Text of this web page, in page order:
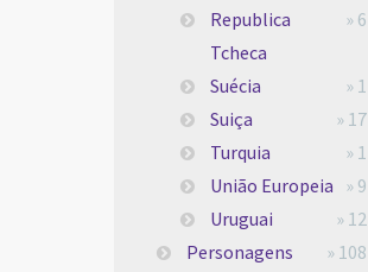
Republica
Tcheca
» 6
Suécia
» 1
Suiça
» 17
Turquia
» 1
União Europeia » 9
Uruguai
» 12
Personagens
» 108